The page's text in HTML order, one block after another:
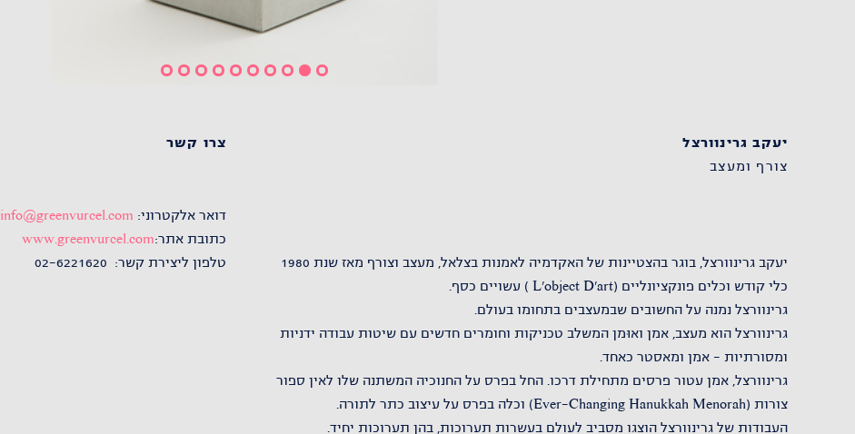
יעקב גרינוורצל
צורף ומעצב
יעקב גרינוורצל, בוגר בהצטיינות של האקדמיה לאמנות בצלאל, מעצב וצורף מאז שנת 1980
כלי קודש וכלים פונקציונליים (L'object D'art ) עשויים כסף.
גרינוורצל נמנה על החשובים שבמעצבים בתחומו בעולם.
גרינוורצל הוא מעצב, אמן ואוּמן המשלב טכניקות וחומרים חדשים עם שיטות עבודה ידניות
ומסורתיות – אמן ומאסטר כאחד.
גרינוורצל, אמן עטור פרסים מתחילת דרכו. החל בפרס על החנוכיה המשתנה שלו לאין ספור
צורות (Ever-Changing Hanukkah Menorah) וכלה בפרס על עיצוב כתר לתורה.
העבודות של גרינוורצל הוצגו מסביב לעולם בעשרות תערוכות, בהן תערוכות יחיד.
צרו קשר
דואר אלקטרוני: info@greenvurcel.com
כתובת אתר:www.greenvurcel.com
טלפון ליצירת קשר: 02-6221620